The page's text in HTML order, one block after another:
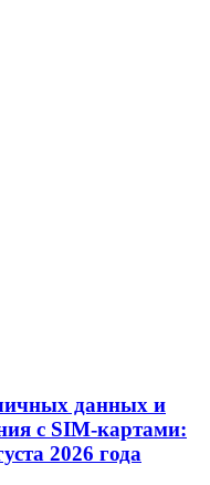
данных и
с SIM-картами:
2026 года